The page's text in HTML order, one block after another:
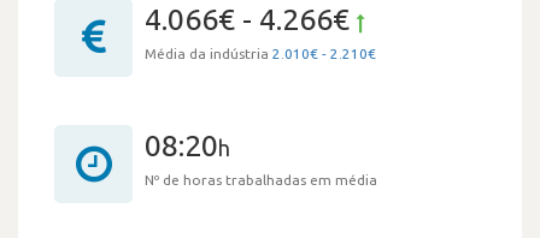
4.066€ - 4.266€
Média da indústria 2.010€ - 2.210€
08:20h
Nº de horas trabalhadas em média